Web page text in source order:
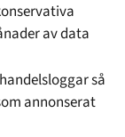
av data
så
annonserat